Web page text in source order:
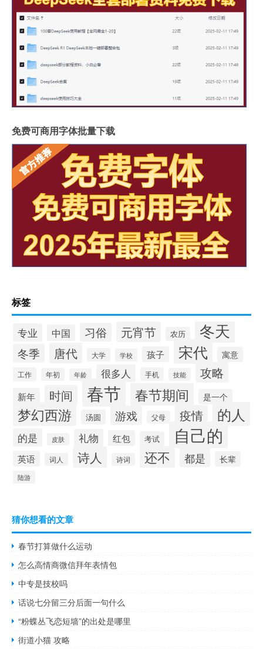
免费可商用字体批量下载
标签
专业 中国 习俗 元宵节 农历 冬天
冬季 唐代 大学 学校 孩子 宋代 寓意
工作 年初 年龄 很多人 手机 技能 攻略
新年 时间 春节 春节期间 是一个
梦幻西游 汤圆 游戏 父母 疫情 的人
的是 皮肤 礼物 红包 考试 自己的
英语 词人 诗人 诗词 还不 都是 长辈
陆游
猜你想看的文章
春节打算做什么运动
怎么高情商微信拜年表情包
中专是技校吗
话说七分留三分后面一句什么
“粉蝶丛飞恋短墙”的出处是哪里
街道小猫 攻略